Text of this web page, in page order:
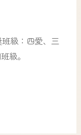
級：四愛、三
級。